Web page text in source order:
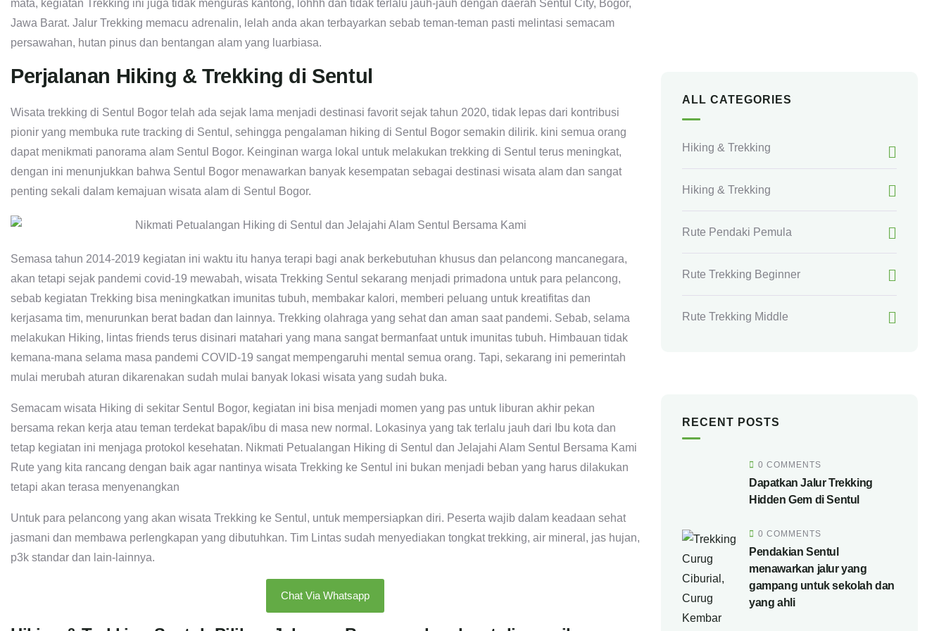
mata, kegiatan Trekking ini juga tidak menguras kantong, lohhh dan tidak terlalu jauh-jauh dengan daerah Sentul City, Bogor,
Jawa Barat. Jalur Trekking memacu adrenalin, lelah anda akan terbayarkan sebab teman-teman pasti melintasi semacam
persawahan, hutan pinus dan bentangan alam yang luarbiasa.
Perjalanan Hiking & Trekking di Sentul
Wisata trekking di Sentul Bogor telah ada sejak lama menjadi destinasi favorit sejak tahun 2020, tidak lepas dari kontribusi
pionir yang membuka rute tracking di Sentul, sehingga pengalaman hiking di Sentul Bogor semakin dilirik. kini semua orang
dapat menikmati panorama alam Sentul Bogor. Keinginan warga lokal untuk melakukan trekking di Sentul terus meningkat,
dengan ini menunjukkan bahwa Sentul Bogor menawarkan banyak kesempatan sebagai destinasi wisata alam dan sangat
penting sekali dalam kemajuan wisata alam di Sentul Bogor.
Semasa tahun 2014-2019 kegiatan ini waktu itu hanya terapi bagi anak berkebutuhan khusus dan pelancong mancanegara,
akan tetapi sejak pandemi covid-19 mewabah, wisata Trekking Sentul sekarang menjadi primadona untuk para pelancong,
sebab kegiatan Trekking bisa meningkatkan imunitas tubuh, membakar kalori, memberi peluang untuk kreatifitas dan
kerjasama tim, menurunkan berat badan dan lainnya. Trekking olahraga yang sehat dan aman saat pandemi. Sebab, selama
melakukan Hiking, lintas friends terus disinari matahari yang mana sangat bermanfaat untuk imunitas tubuh. Himbauan tidak
kemana-mana selama masa pandemi COVID-19 sangat mempengaruhi mental semua orang. Tapi, sekarang ini pemerintah
mulai merubah aturan dikarenakan sudah mulai banyak lokasi wisata yang sudah buka.
Semacam wisata Hiking di sekitar Sentul Bogor, kegiatan ini bisa menjadi momen yang pas untuk liburan akhir pekan
bersama rekan kerja atau teman terdekat bapak/ibu di masa new normal. Lokasinya yang tak terlalu jauh dari Ibu kota dan
tetap kegiatan ini menjaga protokol kesehatan. Nikmati Petualangan Hiking di Sentul dan Jelajahi Alam Sentul Bersama Kami
Rute yang kita rancang dengan baik agar nantinya wisata Trekking ke Sentul ini bukan menjadi beban yang harus dilakukan
tetapi akan terasa menyenangkan
Untuk para pelancong yang akan wisata Trekking ke Sentul, untuk mempersiapkan diri. Peserta wajib dalam keadaan sehat
jasmani dan membawa perlengkapan yang dibutuhkan. Tim Lintas sudah menyediakan tongkat trekking, air mineral, jas hujan,
p3k standar dan lain-lainnya.
Chat Via Whatsapp
ALL CATEGORIES
Hiking & Trekking
Hiking & Trekking
Rute Pendaki Pemula
Rute Trekking Beginner
Rute Trekking Middle
RECENT POSTS
0 COMMENTS
Dapatkan Jalur Trekking
Hidden Gem di Sentul
0 COMMENTS
Pendakian Sentul
menawarkan jalur yang
gampang untuk sekolah dan
yang ahli